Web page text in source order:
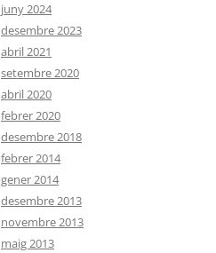
juny 2024
desembre 2023
abril 2021
setembre 2020
abril 2020
febrer 2020
desembre 2018
febrer 2014
gener 2014
desembre 2013
novembre 2013
maig 2013